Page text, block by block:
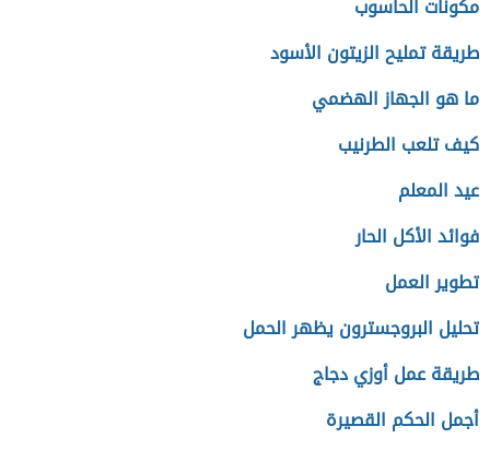
مكونات الحاسوب
طريقة تمليح الزيتون الأسود
ما هو الجهاز الهضمي
كيف تلعب الطرنيب
عيد المعلم
فوائد الأكل الحار
تطوير العمل
تحليل البروجسترون يظهر الحمل
طريقة عمل أوزي دجاج
أجمل الحكم القصيرة